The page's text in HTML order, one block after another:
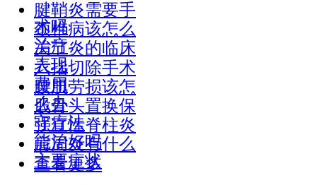
腱鞘炎需要手
术吗
颈椎病该怎么
治疗
关节炎的临床
表现
六指切除手术
费用
腰肌劳损该怎
么办
股骨头置换保
守疗法
强直性脊柱炎
能治好吗
肩周炎有什么
主要症状
查看更多